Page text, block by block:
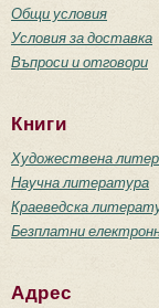
Общи условия
Условия за доставка
Въпроси и отговори
Книги
Художествена
Научна литература
Краеведска
Безплатни
Адрес